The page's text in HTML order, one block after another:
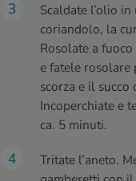
Scaldate l’olio
coriandolo, la
Rosolate a
e fatele
scorza e il
Incoperchiate e
ca. 5 minuti.
Tritate l’aneto.